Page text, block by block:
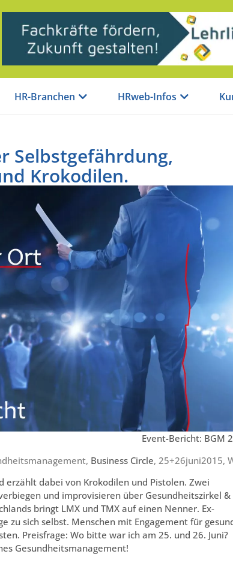
HR-Branchen HRweb-Infos
Selbstgefährdung,
Krokodilen.
Event-Bericht: BGM
Business Circle, 25+26juni2015,
erzählt dabei von Krokodilen und Pistolen. Zwei
und improvisieren über Gesundheitszirkel &
bringt LMX und TMX auf einen Nenner. Ex-
zu sich selbst. Menschen mit Engagement für
Preisfrage: Wo bitte war ich am 25. und 26. Juni?
Gesundheitsmanagement!